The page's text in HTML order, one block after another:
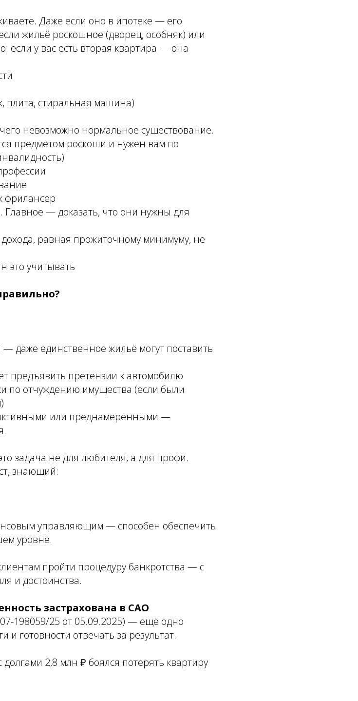
Даже если оно в ипотеке — его
жильё роскошное (дворец, особняк) или
если у вас есть вторая квартира — она
плита, стиральная машина)
невозможно нормальное существование.
предметом роскоши и нужен вам по
фрилансер
— доказать, что они нужны для
равная прожиточному минимуму, не
это учитывать
даже единственное жильё могут поставить
предъявить претензии к автомобилю
по отчуждению имущества (если были
или преднамеренными —
задача не для любителя, а для профи.
знающий:
управляющим — способен обеспечить
уровне.
пройти процедуру банкротства — с
и достоинства.
застрахована в САО
198059/25 от 05.09.2025) — ещё одно
готовности отвечать за результат.
долгами 2,8 млн ₽ боялся потерять квартиру